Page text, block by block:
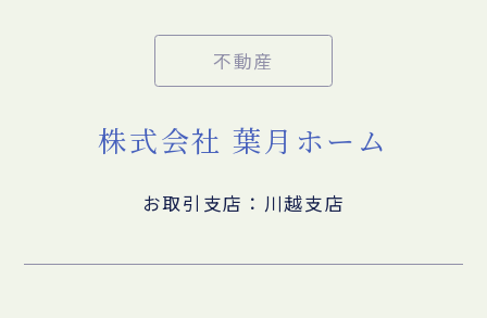
不動産
株式会社 葉月ホーム
お取引支店：川越支店